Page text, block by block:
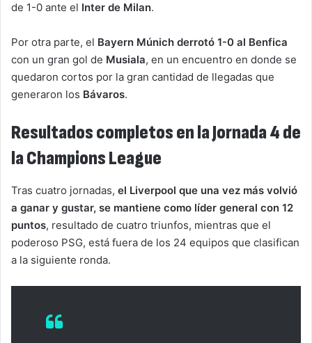
de 1-0 ante el Inter de Milan.
Por otra parte, el Bayern Múnich derrotó 1-0 al Benfica
con un gran gol de Musiala, en un encuentro en donde se
quedaron cortos por la gran cantidad de llegadas que
generaron los Bávaros.
Resultados completos en la Jornada 4 de
la Champions League
Tras cuatro jornadas, el Liverpool que una vez más volvió
a ganar y gustar, se mantiene como líder general con 12
puntos, resultado de cuatro triunfos, mientras que el
poderoso PSG, está fuera de los 24 equipos que clasifican
a la siguiente ronda.